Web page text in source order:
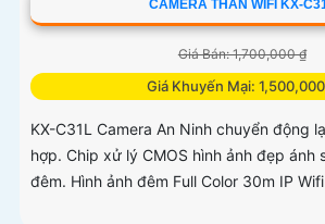
CAMERA THÂN WIFI KX-
Giá Bán: 1,700,000 ₫
Giá Khuyến Mại:
KX-C31L Camera An Ninh chuyển động
hợp. Chip xử lý CMOS hình ảnh đẹp ánh
đêm. Hình ảnh đêm Full Color 30m IP